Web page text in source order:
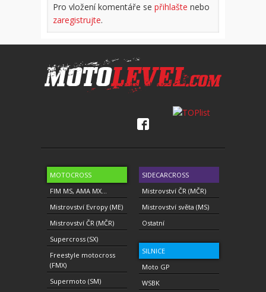
Pro vložení komentáře se přihlašte nebo
zaregistrujte.
MOTOCROSS
FIM MS, AMA MX...
Mistrovství Evropy (ME)
Mistrovství ČR (MČR)
Supercross (SX)
Freestyle motocross
(FMX)
Supermoto (SM)
SIDECARCROSS
Mistrovství ČR (MČR)
Mistrovství světa (MS)
Ostatní
SILNICE
Moto GP
WSBK